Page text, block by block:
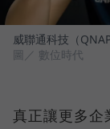
威聯通科技（
圖／ 數位時代
真正讓更多企